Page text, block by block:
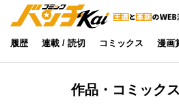
履歴 連載 / 読切 コミックス 漫画
作品・コミック